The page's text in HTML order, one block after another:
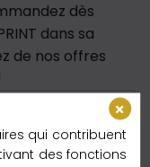
dès
dans sa
de nos offres
qui contribuent
des fonctions